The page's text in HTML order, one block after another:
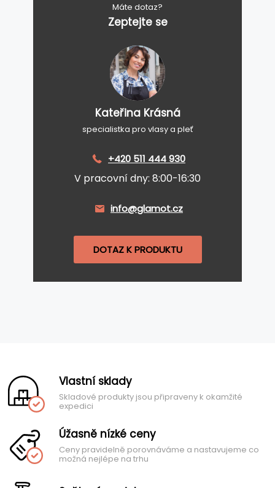
Máte dotaz?
Zeptejte se
Kateřina Krásná
specialistka pro vlasy a pleť
+420 511 444 930
V pracovní dny: 8:00-16:30
info@glamot.cz
DOTAZ K PRODUKTU
Vlastní sklady
Skladové produkty jsou připraveny k okamžité
expedici
Úžasně nízké ceny
Ceny pravidelně porovnáváme a nastavujeme co
možná nejlépe na trhu